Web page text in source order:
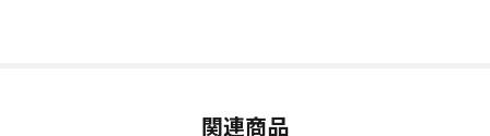
さらに、フライパンの底にある渦巻き状の凹凸によって食材
関連商品